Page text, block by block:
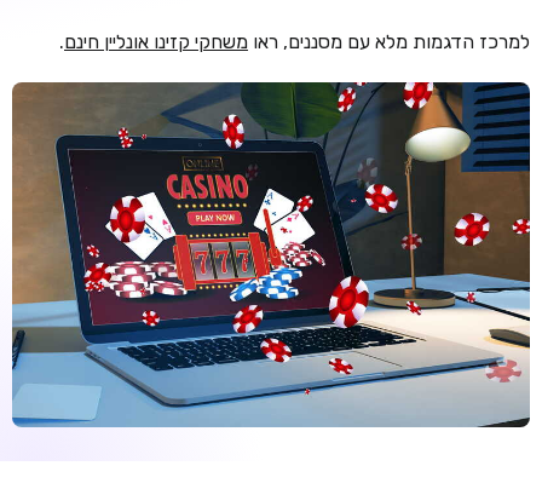
וידאו פוקר
בונוסים בקזינו אונליין
קזינו קריפטו
טורנירי קזינו
הימורי ספורט
צור קשר
למרכז הדגמות מלא עם מסננים, ראו משחקי קזינו אונליין חינם.